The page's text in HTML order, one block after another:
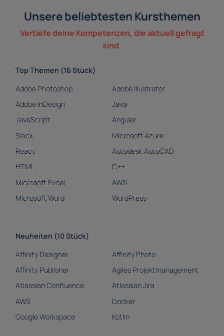
Unsere beliebtesten Kursthemen
Vertiefe deine Kompetenzen, die aktuell gefragt
sind.
Top Themen (16 Stück)
Adobe Photoshop
Adobe Illustrator
Adobe InDesign
Java
JavaScript
Angular
Slack
Microsoft Azure
React
Autodesk AutoCAD
HTML
C++
Microsoft Excel
AWS
Microsoft Word
WordPress
Neuheiten (10 Stück)
Affinity Designer
Affinity Photo
Affinity Publisher
Agiles Projektmanagement
Atlassian Confluence
Atlassian Jira
AWS
Docker
Google Workspace
Kotlin